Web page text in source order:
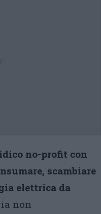
no-profit con
scambiare
elettrica da
non